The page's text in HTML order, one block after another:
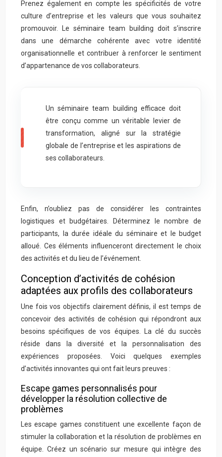
Prenez également en compte les spécificités de votre
culture d’entreprise et les valeurs que vous souhaitez
promouvoir. Le séminaire team building doit s’inscrire
dans une démarche cohérente avec votre identité
organisationnelle et contribuer à renforcer le sentiment
d’appartenance de vos collaborateurs.
Un séminaire team building efficace doit
être conçu comme un véritable levier de
transformation, aligné sur la stratégie
globale de l’entreprise et les aspirations de
ses collaborateurs.
Enfin, n’oubliez pas de considérer les contraintes
logistiques et budgétaires. Déterminez le nombre de
participants, la durée idéale du séminaire et le budget
alloué. Ces éléments influenceront directement le choix
des activités et du lieu de l’événement.
Conception d’activités de cohésion
adaptées aux profils des collaborateurs
Une fois vos objectifs clairement définis, il est temps de
concevoir des activités de cohésion qui répondront aux
besoins spécifiques de vos équipes. La clé du succès
réside dans la diversité et la personnalisation des
expériences proposées. Voici quelques exemples
d’activités innovantes qui ont fait leurs preuves :
Escape games personnalisés pour
développer la résolution collective de
problèmes
Les escape games constituent une excellente façon de
stimuler la collaboration et la résolution de problèmes en
équipe. Créez un scénario sur mesure qui intègre des